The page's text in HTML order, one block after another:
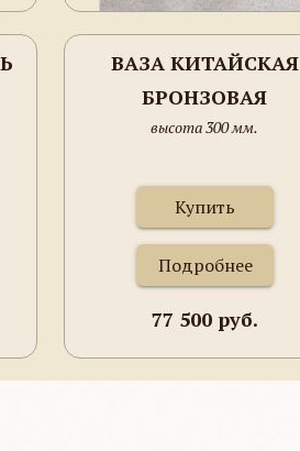
ВАЗА КИТАЙСКАЯ
БРОНЗОВАЯ
высота 300 мм.
Купить
Подробнее
77 500 руб.